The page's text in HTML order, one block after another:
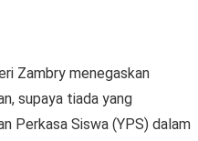
Zambry menegaskan
supaya tiada yang
Perkasa Siswa (YPS) dalam